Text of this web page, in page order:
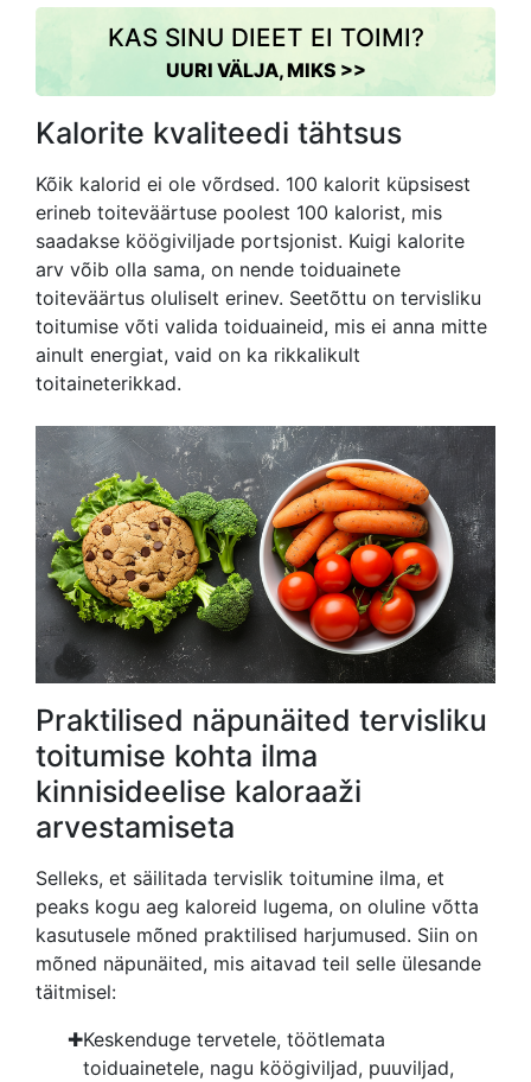
KAS SINU DIEET EI TOIMI?
UURI VÄLJA, MIKS >>
Kalorite kvaliteedi tähtsus
Kõik kalorid ei ole võrdsed. 100 kalorit küpsisest
erineb toiteväärtuse poolest 100 kalorist, mis
saadakse köögiviljade portsjonist. Kuigi kalorite
arv võib olla sama, on nende toiduainete
toiteväärtus oluliselt erinev. Seetõttu on tervisliku
toitumise võti valida toiduaineid, mis ei anna mitte
ainult energiat, vaid on ka rikkalikult
toitaineterikkad.
Praktilised näpunäited tervisliku
toitumise kohta ilma
kinnisideelise kaloraaži
arvestamiseta
Selleks, et säilitada tervislik toitumine ilma, et
peaks kogu aeg kaloreid lugema, on oluline võtta
kasutusele mõned praktilised harjumused. Siin on
mõned näpunäited, mis aitavad teil selle ülesande
täitmisel:
Keskenduge tervetele, töötlemata
toiduainetele, nagu köögiviljad, puuviljad,